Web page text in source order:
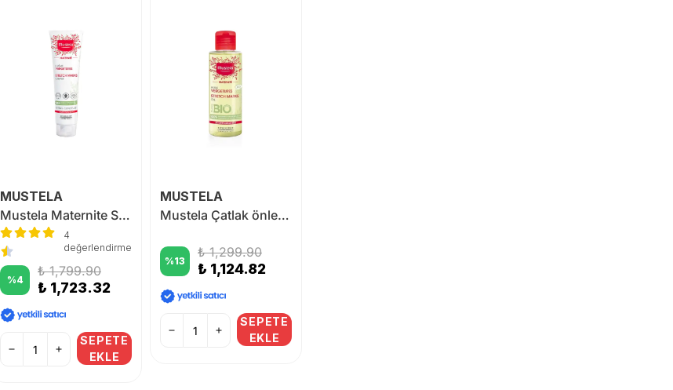
MUSTELA
Mustela Maternite Strech Marks Çatlak Kremi 150 ml
4
değerlendirme
%4
₺ 1,799.90
₺ 1,723.32
SEPETE
EKLE
MUSTELA
Mustela Çatlak önleyici Yağ 105 ml
%13
₺ 1,299.90
₺ 1,124.82
SEPETE
EKLE